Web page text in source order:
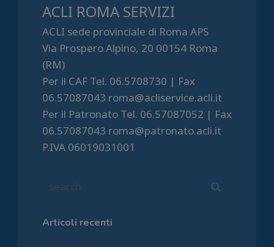
ACLI ROMA SERVIZI
ACLI sede provinciale di Roma APS
Via Prospero Alpino, 20 00154 Roma
(RM)
Per il CAF Tel. 06.5708730 | Fax
06.57087043 roma@acliservice.acli.it
Per il Patronato Tel. 06.57087052 | Fax
06.57087043 roma@patronato.acli.it
P.IVA 06019031001
Articoli recenti